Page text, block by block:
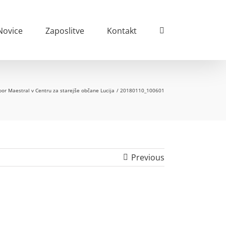
Zaposlitve Kontakt
Maestral v Centru za starejše občane Lucija 20180110_100601
Previous